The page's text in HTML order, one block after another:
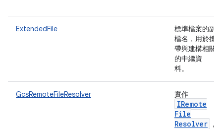
ExtendedFile
標準檔案的副
檔名，用於攜
帶與建構相關
的中繼資
料。
GcsRemoteFileResolver 實作
IRemote
File
Resolver
，